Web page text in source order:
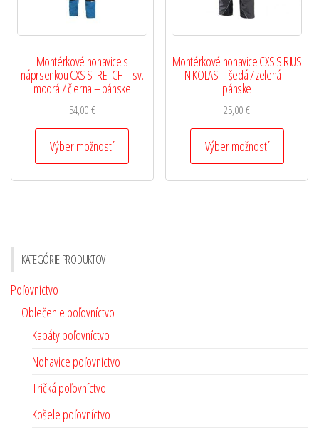
Montérkové nohavice s
náprsenkou CXS STRETCH – sv.
modrá / čierna – pánske
54,00€
Výber možností
Montérkové nohavice CXS SIRIUS
NIKOLAS – šedá / zelená –
pánske
25,00€
Výber možností
KATEGÓRIE PRODUKTOV
Poľovníctvo
Oblečenie poľovníctvo
Kabáty poľovníctvo
Nohavice poľovníctvo
Tričká poľovníctvo
Košele poľovníctvo